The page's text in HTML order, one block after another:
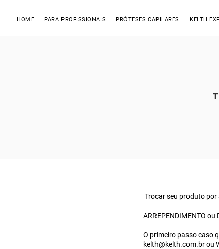
HOME PARA PROFISSIONAIS PRÓTESES CAPILARES KELTH
Trocar seu produto
ARREPENDIMENTO ou
O primeiro passo caso
kelth@kelth.com.brou